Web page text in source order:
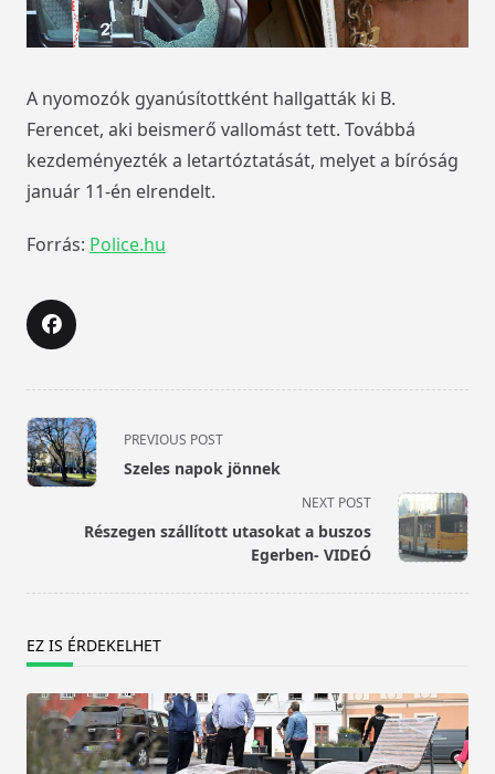
A nyomozók gyanúsítottként hallgatták ki B.
Ferencet, aki beismerő vallomást tett. Továbbá
kezdeményezték a letartóztatását, melyet a bíróság
január 11-én elrendelt.
Forrás: Police.hu
<span
class="nav-
subtitle
reader-
PREVIOUS POST
Szeles napok jönnek
NEXT POST
Részegen szállított utasokat a buszos
Egerben- VIDEÓ
EZ IS ÉRDEKELHET